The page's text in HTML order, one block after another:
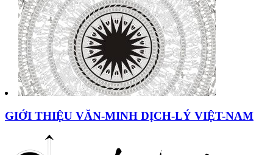
GIỚI THIỆU VĂN-MINH DỊCH-LÝ VIỆT-NAM